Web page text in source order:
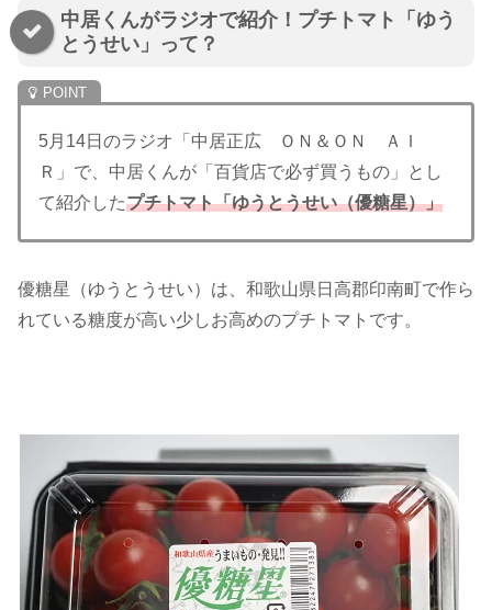
中居くんがラジオで紹介！プチトマト「ゆう
とうせい」って？
5月14日のラジオ「中居正広 ＯＮ＆ＯＮ ＡＩ
Ｒ」で、中居くんが「百貨店で必ず買うもの」とし
て紹介したプチトマト「ゆうとうせい（優糖星）」
優糖星（ゆうとうせい）は、和歌山県日高郡印南町で作ら
れている糖度が高い少しお高めのプチトマトです。